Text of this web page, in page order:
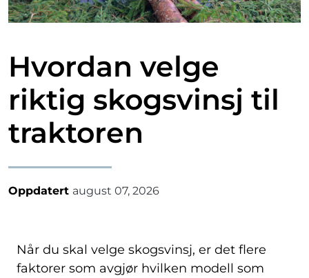
Hvordan velge
riktig skogsvinsj til
traktoren
Oppdatert august 07, 2026
Når du skal velge skogsvinsj, er det flere
faktorer som avgjør hvilken modell som